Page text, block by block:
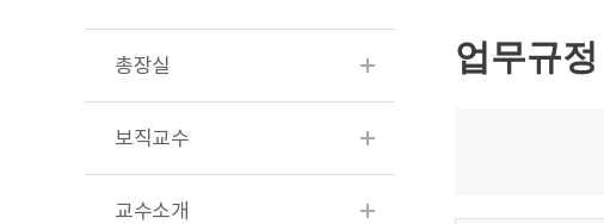
총장실
보직교수
교수소개
업무규정